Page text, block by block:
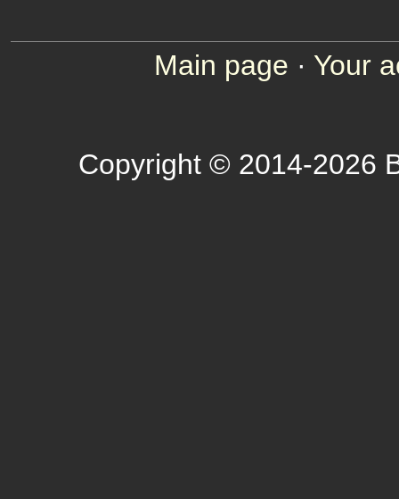
Main page · Your
Copyright © 2014-2026